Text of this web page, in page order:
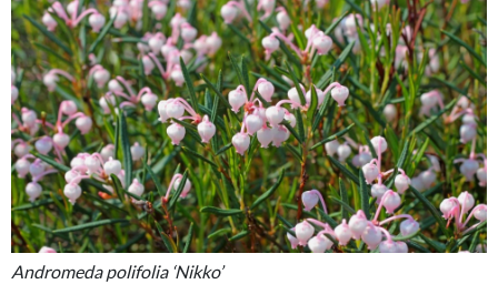
Andromeda polifolia ‘Nikko’